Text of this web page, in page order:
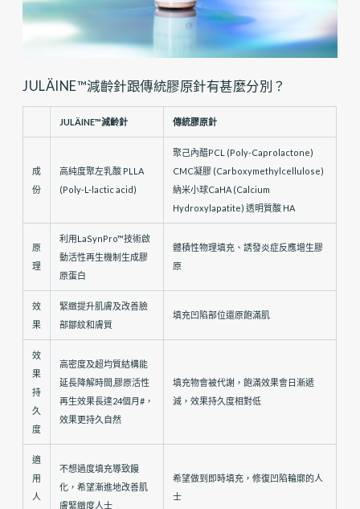
JULÄINE™減齡針跟傳統膠原針有甚麼分別？
JULÄINE™減齡針 傳統膠原針
成
份
高純度聚左乳酸 PLLA
(Poly-L-lactic acid)
聚己內醋PCL (Poly-Caprolactone)
CMC凝膠 (Carboxymethylcellulose)
納米小球CaHA (Calcium
Hydroxylapatite) 透明質酸 HA
原
理
利用LaSynPro™技術啟
動活性再生機制生成膠
原蛋白
體積性物理填充、誘發炎症反應增生膠
原
效
果
緊緻提升肌膚及改善臉
部鄒紋和膚質
填充凹陷部位還原飽滿肌
效
果
持
久
度
高密度及超均質結構能
延長降解時間,膠原活性
再生效果長達24個月#，
效果更持久自然
填充物會被代謝，飽滿效果會日漸遞
減，效果持久度相對低
適
用
人
不想過度填充導致饅
化，希望漸進地改善肌
膚緊緻度人士
希望做到即時填充，修復凹陷輪廓的人
士